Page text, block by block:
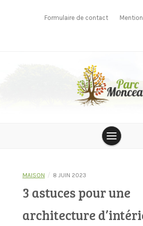
Formulaire de contact
MAISON / 8 JUIN 2023
3 astuces pour une
architecture